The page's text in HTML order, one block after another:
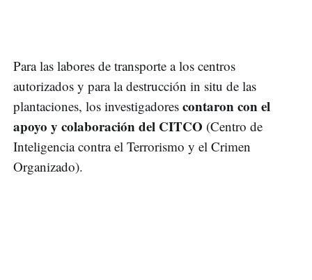
Para las labores de transporte a los centros
autorizados y para la destrucción in situ de las
plantaciones, los investigadores contaron con el
apoyo y colaboración del CITCO (Centro de
Inteligencia contra el Terrorismo y el Crimen
Organizado).